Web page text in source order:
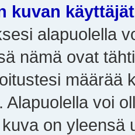
kuvan
alapuolella
nämä ovat
määrää
Alapuolella voi
on yleensä